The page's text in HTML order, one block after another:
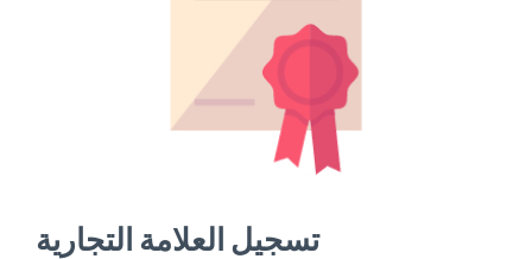
تسجيل العلامة التجارية